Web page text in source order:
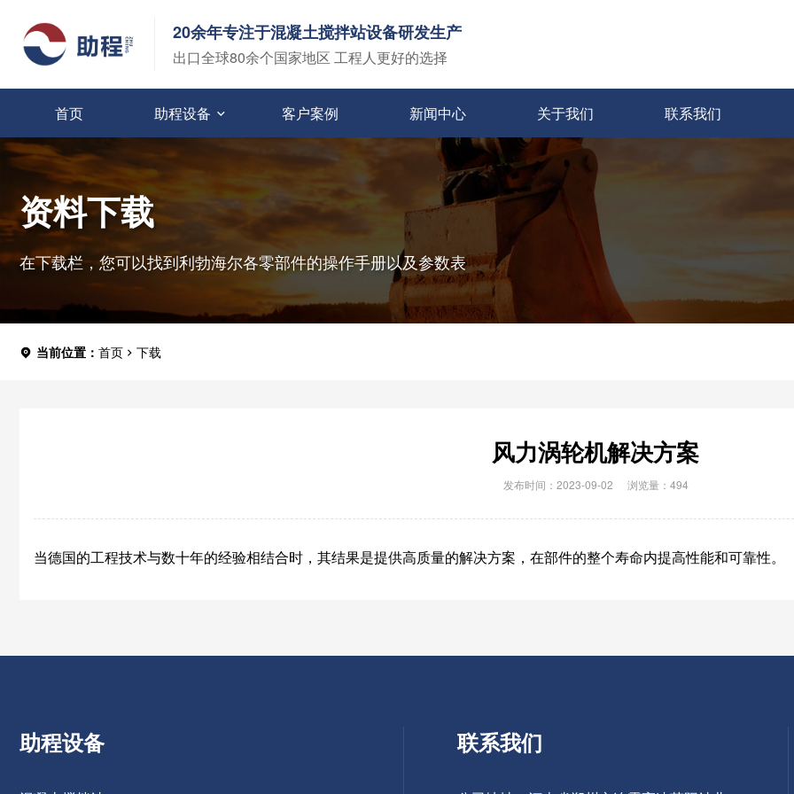
20余年专注于混凝土搅拌站设备研发生产
出口全球80余个国家地区 工程人更好的选择
首页 助程设备 客户案例 新闻中心 关于我们 联系我们
资料下载
在下载栏，您可以找到利勃海尔各零部件的操作手册以及参数表
当前位置： 首页 下载
风力涡轮机解决方案
发布时间：2023-09-02 浏览量：494
当德国的工程技术与数十年的经验相结合时，其结果是提供高质量的解决方案，在部件的整个寿命内提高性能和可靠性。
助程设备 联系我们